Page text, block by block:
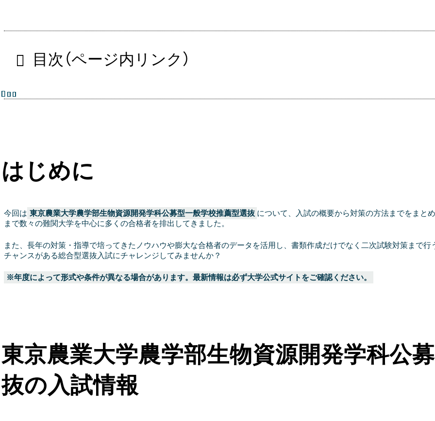
目次（ページ内リンク）
はじめに
今回は 東京農業大学農学部生物資源開発学科公募型一般学校推薦型選抜 について、入試の概要から対策の方法までをまと
まで数々の難関大学を中心に多くの合格者を排出してきました。
また、長年の対策・指導で培ってきたノウハウや膨大な合格者のデータを活用し、書類作成だけでなく二次試験対策まで
チャンスがある総合型選抜入試にチャレンジしてみませんか？
※年度によって形式や条件が異なる場合があります。最新情報は必ず大学公式サイトをご確認ください。
東京農業大学農学部生物資源開発学科公
抜の入試情報